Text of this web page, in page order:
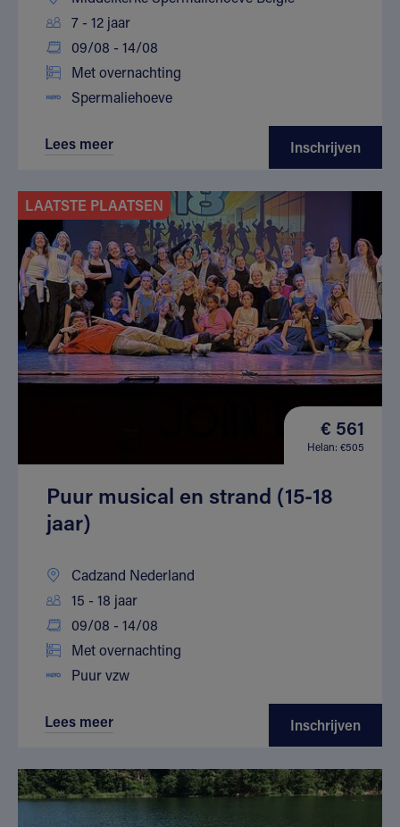
7 - 12 jaar
09/08 - 14/08
Met overnachting
Spermaliehoeve
Lees meer Inschrijven
LAATSTE PLAATSEN
€ 561
Helan: €505
Puur musical en strand (15-18
jaar)
Cadzand Nederland
15 - 18 jaar
09/08 - 14/08
Met overnachting
Puur vzw
Lees meer Inschrijven